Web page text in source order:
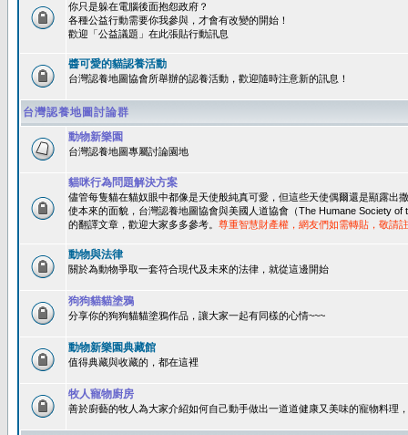
你只是躲在電腦後面抱怨政府？
各種公益行動需要你我參與，才會有改變的開始！
歡迎「公益議題」在此張貼行動訊息
醬可愛的貓認養活動
台灣認養地圖協會所舉辦的認養活動，歡迎隨時注意新的訊息！
台灣認養地圖討論群
動物新樂園
台灣認養地圖專屬討論園地
貓咪行為問題解決方案
儘管每隻貓在貓奴眼中都像是天使般純真可愛，但這些天使偶爾還是顯露出
使本來的面貌，台灣認養地圖協會與美國人道協會（The Humane Society
的翻譯文章，歡迎大家多多參考。 尊重智慧財產權，網友們如需轉貼，敬請
動物與法律
關於為動物爭取一套符合現代及未來的法律，就從這邊開始
狗狗貓貓塗鴉
分享你的狗狗貓貓塗鴉作品，讓大家一起有同樣的心情~~~
動物新樂園典藏館
值得典藏與收藏的，都在這裡
牧人寵物廚房
善於廚藝的牧人為大家介紹如何自己動手做出一道道健康又美味的寵物料理